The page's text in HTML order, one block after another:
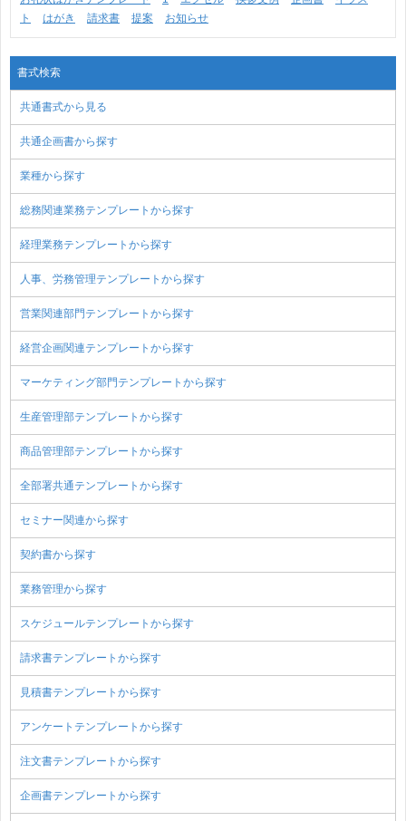
ト
はがき 請求書 提案 お知らせ
書式検索
共通書式から見る
共通企画書から探す
業種から探す
総務関連業務テンプレートから探す
経理業務テンプレートから探す
人事、労務管理テンプレートから探す
営業関連部門テンプレートから探す
経営企画関連テンプレートから探す
マーケティング部門テンプレートから探す
生産管理部テンプレートから探す
商品管理部テンプレートから探す
全部署共通テンプレートから探す
セミナー関連から探す
契約書から探す
業務管理から探す
スケジュールテンプレートから探す
請求書テンプレートから探す
見積書テンプレートから探す
アンケートテンプレートから探す
注文書テンプレートから探す
企画書テンプレートから探す